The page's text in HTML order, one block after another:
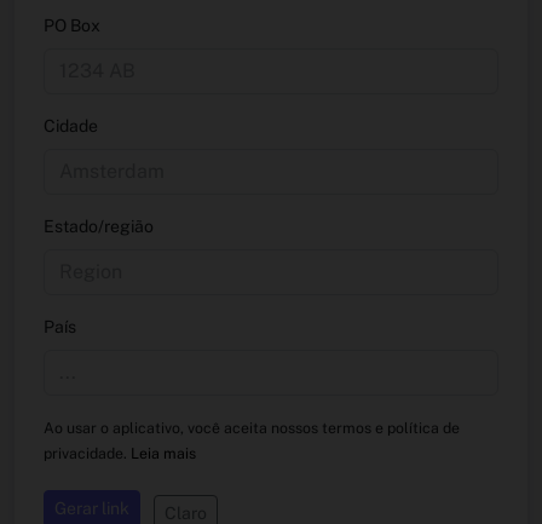
PO Box
Cidade
Estado/região
País
Ao usar o aplicativo, você aceita nossos termos e política de
privacidade. Leia mais
Gerar link Claro